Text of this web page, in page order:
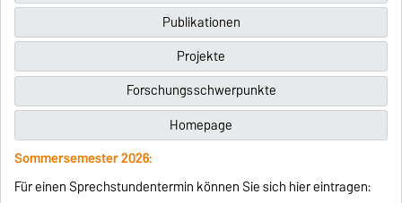
Publikationen
Projekte
Forschungsschwerpunkte
Homepage
Sommersemester 2026:
Für einen Sprechstundentermin können Sie sich hier eintragen: